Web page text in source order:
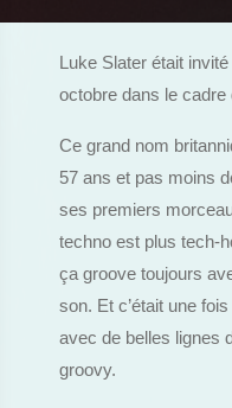
Luke Slater était
octobre dans le cadre
Ce grand nom
57 ans et pas moins
ses premiers
techno est plus tech-
ça groove toujours
son. Et c’était une
avec de belles lignes
groovy.